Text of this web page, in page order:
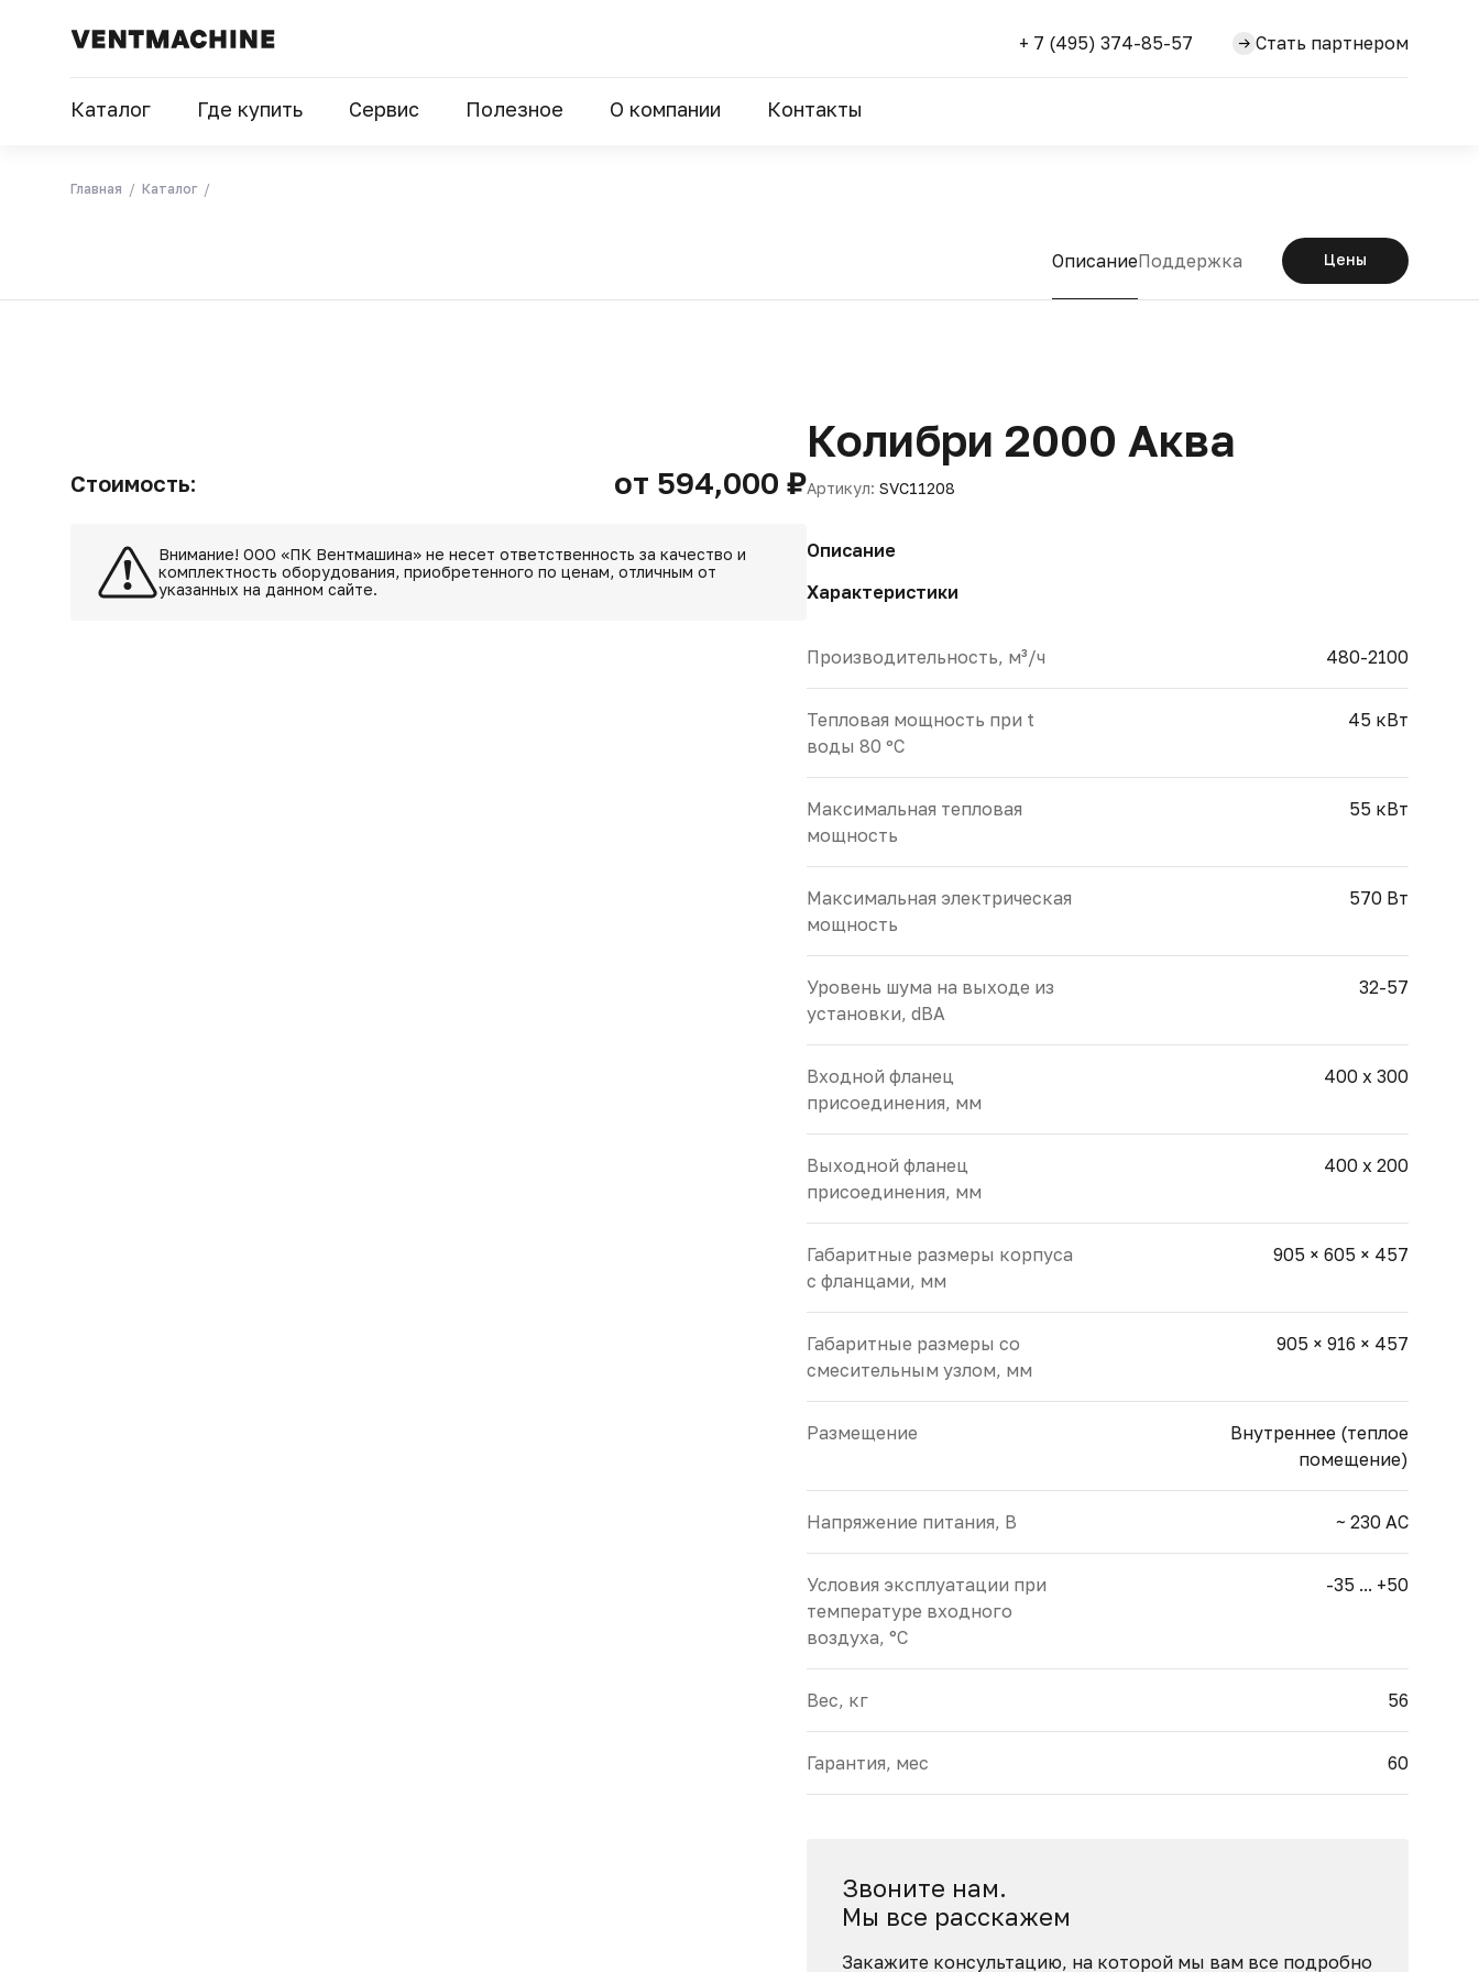
+ 7 (495) 374-85-57 Стать партнером
Каталог Где купить Сервис Полезное О компании Контакты
Главная Каталог
ОписаниеПоддержка Цены
Стоимость: от 594,000 ₽
Внимание! ООО «ПК Вентмашина» не несет ответственность за качество и
комплектность оборудования, приобретенного по ценам, отличным от
указанных на данном сайте.
Колибри 2000 Аква
Артикул: SVC11208
Описание
Характеристики
Производительность, м³/ч 480-2100
Тепловая мощность при t
воды 80 ºC
45 кВт
Максимальная тепловая
мощность
55 кВт
Максимальная электрическая
мощность
570 Вт
Уровень шума на выходе из
установки, dBA
32-57
Входной фланец
присоединения, мм
400 х 300
Выходной фланец
присоединения, мм
400 х 200
Габаритные размеры корпуса
с фланцами, мм
905 × 605 × 457
Габаритные размеры со
смесительным узлом, мм
905 × 916 × 457
Размещение
Внутреннее (теплое
помещение)
Напряжение питания, В ~ 230 AC
Условия эксплуатации при
температуре входного
воздуха, °С
-35 ... +50
Вес, кг 56
Гарантия, мес 60
Звоните нам.
Мы все расскажем
Закажите консультацию, на которой мы вам все подробно